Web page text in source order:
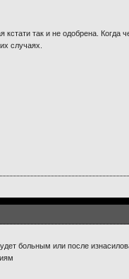
так и не одобрена. Когда
случаях.
больным или после